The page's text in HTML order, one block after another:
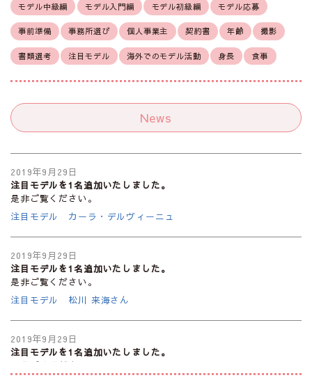
モデル中級編 モデル入門編 モデル初級編 モデル応募
事前準備 事務所選び 個人事業主 契約書 年齢 撮影
書類選考 注目モデル 海外でのモデル活動 身長 食事
News
2019年9月29日
注目モデルを1名追加いたしました。
是非ご覧ください。
注目モデル カーラ・デルヴィーニュ
2019年9月29日
注目モデルを1名追加いたしました。
是非ご覧ください。
注目モデル 松川 来海さん
2019年9月29日
注目モデルを1名追加いたしました。
是非ご覧ください。